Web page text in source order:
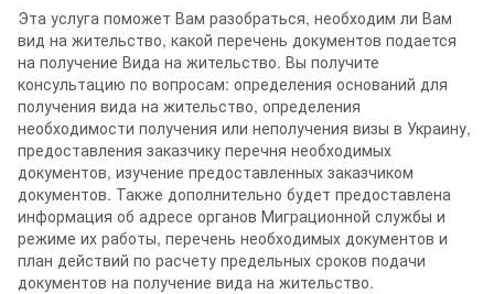
Эта услуга поможет Вам разобраться, необходим ли Вам
вид на жительство, какой перечень документов подается
на получение Вида на жительство. Вы получите
консультацию по вопросам: определения оснований для
получения вида на жительство, определения
необходимости получения или неполучения визы в Украину,
предоставления заказчику перечня необходимых
документов, изучение предоставленных заказчиком
документов. Также дополнительно будет предоставлена
информация об адресе органов Миграционной службы и
режиме их работы, перечень необходимых документов и
план действий по расчету предельных сроков подачи
документов на получение вида на жительство.